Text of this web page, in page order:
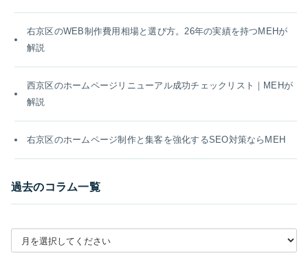
右京区のWEB制作費用相場と選び方。26年の実績を持つMEHが
解説
西京区のホームページリニューアル成功チェックリスト｜MEHが
解説
右京区のホームページ制作と集客を強化するSEO対策ならMEH
過去のコラム一覧
月別アーカイブを選択